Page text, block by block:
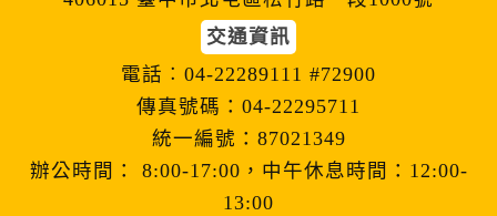
交通資訊
電話︰04-22289111 #72900
傳真號碼：04-22295711
統一編號：87021349
辦公時間： 8:00-17:00，中午休息時間：12:00-
13:00